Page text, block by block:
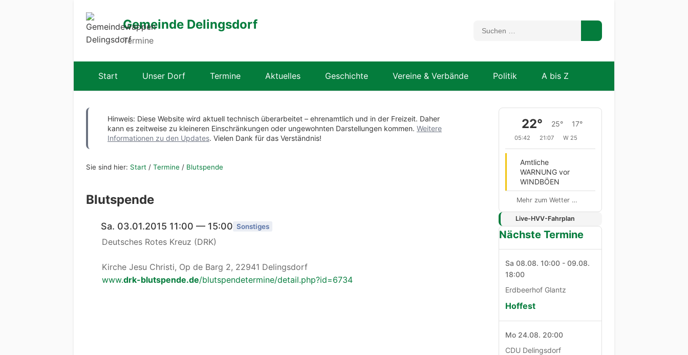
Gemeinde Delingsdorf
Termine
Start Unser Dorf Termine Aktuelles Geschichte Vereine & Verbände Politik A bis Z
Hinweis: Diese Website wird aktuell technisch überarbeitet – ehrenamtlich und in der Freizeit. Daher
kann es zeitweise zu kleineren Einschränkungen oder ungewohnten Darstellungen kommen. Weitere
Informationen zu den Updates. Vielen Dank für das Verständnis!
Sie sind hier: Start / Termine / Blutspende
Blutspende
Sa. 03.01.2015 11:00 — 15:00 Sonstiges
Deutsches Rotes Kreuz (DRK)
Kirche Jesu Christi, Op de Barg 2, 22941 Delingsdorf
www.drk-blutspende.de/blutspendetermine/detail.php?id=6734
22° 25° 17°
05:42 21:07 W 25
Amtliche
WARNUNG vor
WINDBÖEN
Mehr zum Wetter …
Live-HVV-Fahrplan
Nächste Termine
Sa 08.08. 10:00 - 09.08.
18:00
Erdbeerhof Glantz
Hoffest
Mo 24.08. 20:00
CDU Delingsdorf